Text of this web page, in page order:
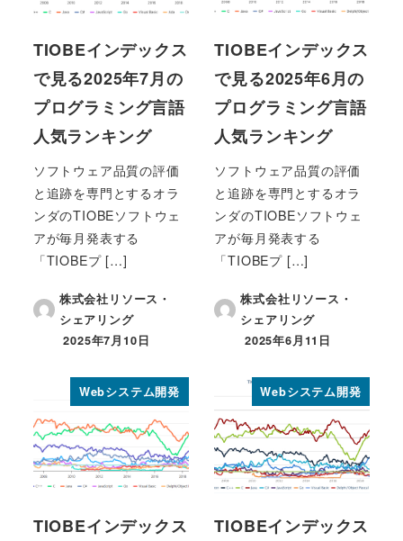
TIOBEインデックス
で見る2025年7月の
プログラミング言語
人気ランキング
ソフトウェア品質の評価
と追跡を専門とするオラ
ンダのTIOBEソフトウェ
アが毎月発表する
「TIOBEプ […]
株式会社リソース・
シェアリング
投稿日
2025年7月10日
TIOBEインデックス
で見る2025年6月の
プログラミング言語
人気ランキング
ソフトウェア品質の評価
と追跡を専門とするオラ
ンダのTIOBEソフトウェ
アが毎月発表する
「TIOBEプ […]
株式会社リソース・
シェアリング
投稿日
2025年6月11日
Webシステム開発
TIOBEインデックス
Webシステム開発
TIOBEインデックス